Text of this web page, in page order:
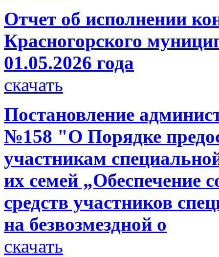
Отчет об исполнении
Красногорского
01.05.2026 года
скачать
Постановление
№158 "О Порядке
участникам
их семей „Обеспечение
средств участников
на безвозмездной о
скачать